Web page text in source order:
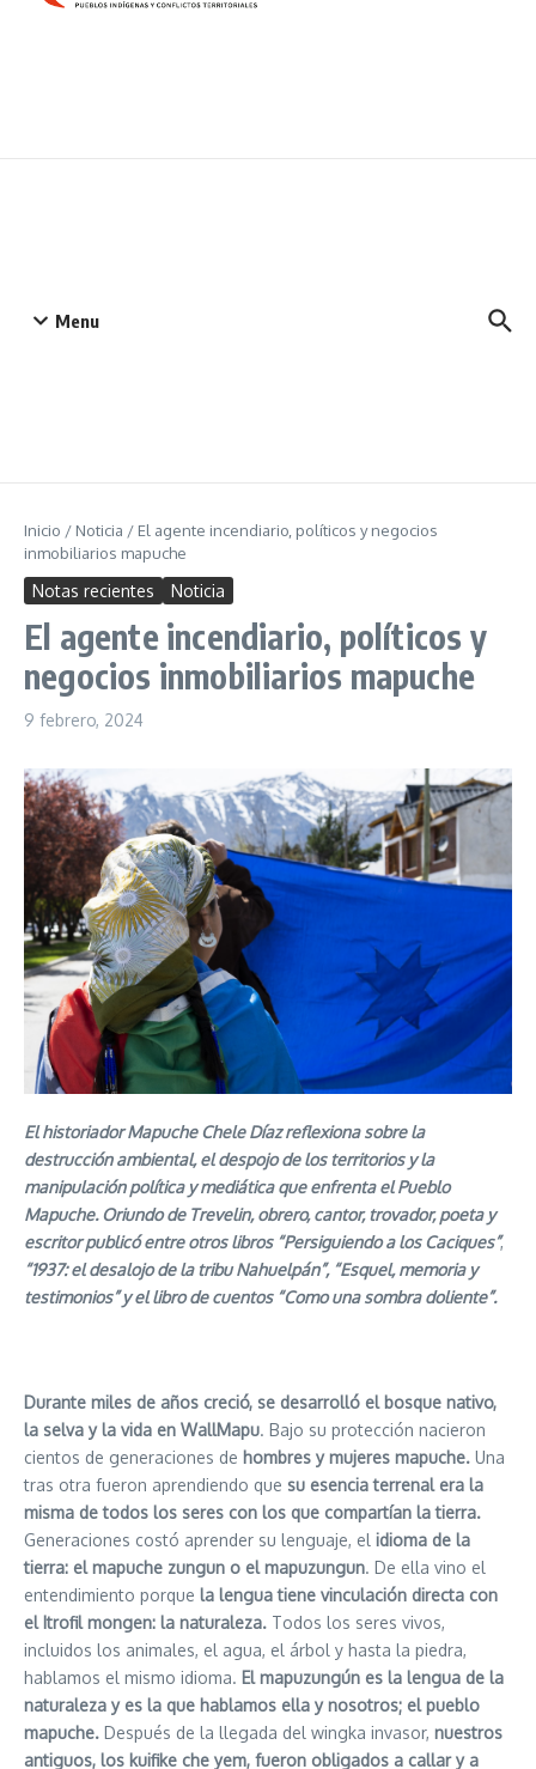
Menu
Inicio / Noticia / El agente incendiario, políticos y negocios
inmobiliarios mapuche
Notas recientes Noticia
El agente incendiario, políticos y
negocios inmobiliarios mapuche
9 febrero, 2024
El historiador Mapuche Chele Díaz reflexiona sobre la
destrucción ambiental, el despojo de los territorios y la
manipulación política y mediática que enfrenta el Pueblo
Mapuche. Oriundo de Trevelin, obrero, cantor, trovador, poeta y
escritor publicó entre otros libros “Persiguiendo a los Caciques”,
“1937: el desalojo de la tribu Nahuelpán”, “Esquel, memoria y
testimonios” y el libro de cuentos “Como una sombra doliente”.
Durante miles de años creció, se desarrolló el bosque nativo,
la selva y la vida en WallMapu. Bajo su protección nacieron
cientos de generaciones de hombres y mujeres mapuche. Una
tras otra fueron aprendiendo que su esencia terrenal era la
misma de todos los seres con los que compartían la tierra.
Generaciones costó aprender su lenguaje, el idioma de la
tierra: el mapuche zungun o el mapuzungun. De ella vino el
entendimiento porque la lengua tiene vinculación directa con
el Itrofil mongen: la naturaleza. Todos los seres vivos,
incluidos los animales, el agua, el árbol y hasta la piedra,
hablamos el mismo idioma. El mapuzungún es la lengua de la
naturaleza y es la que hablamos ella y nosotros; el pueblo
mapuche. Después de la llegada del wingka invasor, nuestros
antiguos, los kuifike che yem, fueron obligados a callar y a